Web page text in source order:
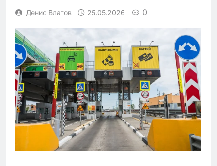
Денис Влатов 25.05.2026 0